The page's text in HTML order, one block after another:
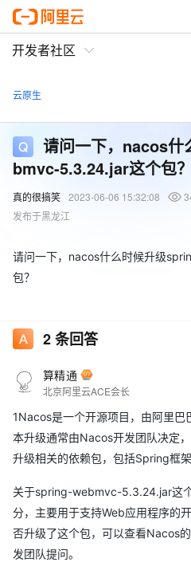
开发者社区
云原生
请问一下，nacos
bmvc-5.3.24.jar这个包？
真的很搞笑 2023-06-06 15:32:08
发布于黑龙江
请问一下，nacos什么时候升级
包？
2条回答
算精通
北京阿里云ACE会长
1Nacos是一个开源项目，由阿里
本升级通常由Nacos开发团队决定
升级相关的依赖包，包括Spring框架
关于spring-webmvc-5.3.24.jar这
分，主要用于支持Web应用程序的
否升级了这个包，可以查看Nacos
发团队提问。